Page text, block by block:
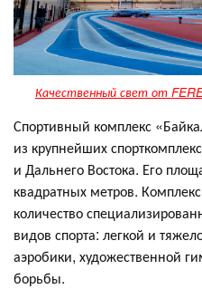
Качественный свет от
Спортивный комплекс
из крупнейших
и Дальнего Востока. Его
квадратных метров.
количество
видов спорта: легкой и
аэробики, художественной
борьбы.